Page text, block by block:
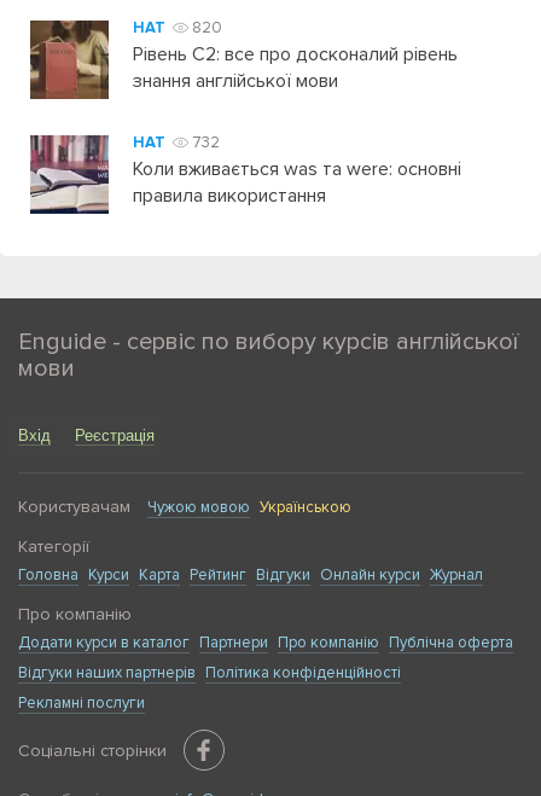
HAT 820
Рівень C2: все про досконалий рівень
знання англійської мови
HAT 732
Коли вживається was та were: основні
правила використання
Enguide - сервіс по вибору курсів англійської
мови
Вхід Реєстрація
Користувачам Чужою мовою Українською
Категорії
Головна Курси Карта Рейтинг Відгуки Онлайн курси Журнал
Про компанію
Додати курси в каталог Партнери Про компанію
Публічна оферта
Відгуки наших партнерів
Політика конфіденційності
Рекламні послуги
Соціальні сторінки